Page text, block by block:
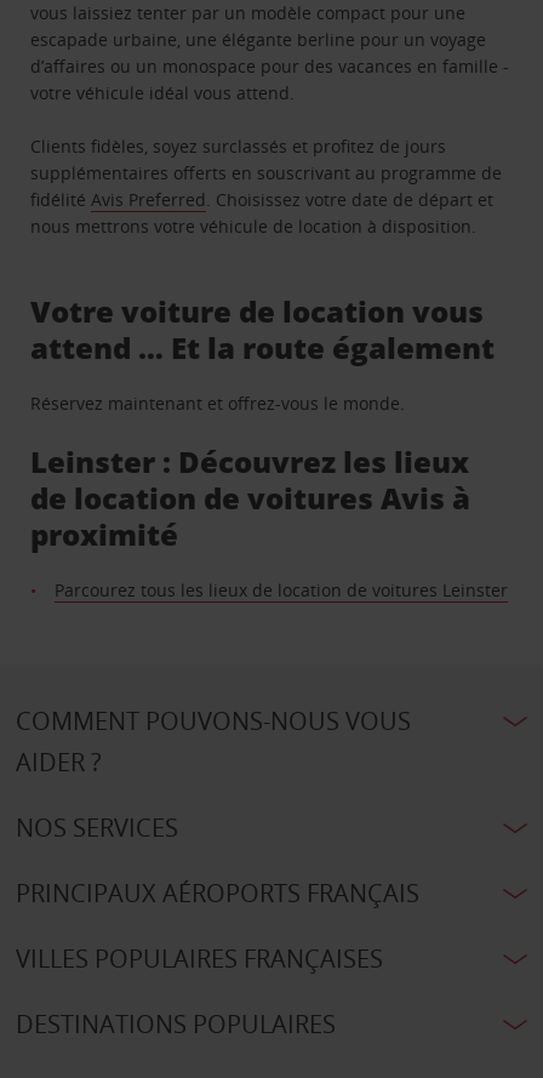
vous laissiez tenter par un modèle compact pour une
escapade urbaine, une élégante berline pour un voyage
d’affaires ou un monospace pour des vacances en famille -
votre véhicule idéal vous attend.
Clients fidèles, soyez surclassés et profitez de jours
supplémentaires offerts en souscrivant au programme de
fidélitéAvis Preferred. Choisissez votre date de départ et
nous mettrons votre véhicule de location à disposition.
Votre voiture de location vous
attend … Et la route également
Réservez maintenant et offrez-vous le monde.
Leinster : Découvrez les lieux
de location de voitures Avis à
proximité
Parcourez tous les lieux de location de voitures Leinster
COMMENT POUVONS-NOUS VOUS
AIDER ?
NOS SERVICES
PRINCIPAUX AÉROPORTS FRANÇAIS
VILLES POPULAIRES FRANÇAISES
DESTINATIONS POPULAIRES